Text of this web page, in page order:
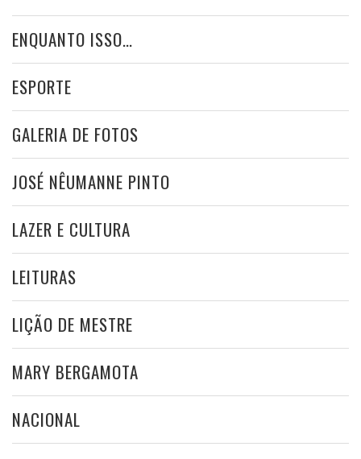
ENQUANTO ISSO…
ESPORTE
GALERIA DE FOTOS
JOSÉ NÊUMANNE PINTO
LAZER E CULTURA
LEITURAS
LIÇÃO DE MESTRE
MARY BERGAMOTA
NACIONAL